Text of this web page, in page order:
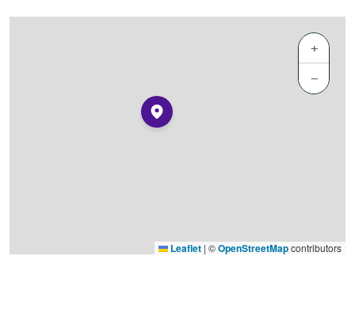
+
−
Leaflet | ©OpenStreetMapcontributors